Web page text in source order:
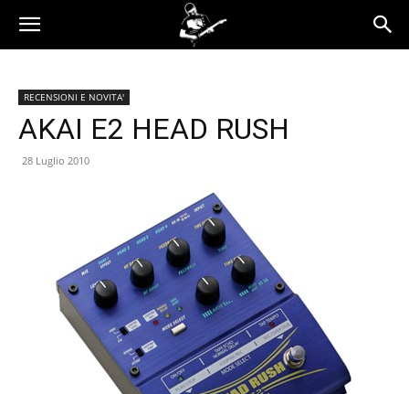
RECENSIONI E NOVITA'
AKAI E2 HEAD RUSH
28 Luglio 2010